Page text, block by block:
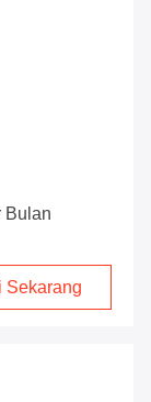
Bulan
Sekarang